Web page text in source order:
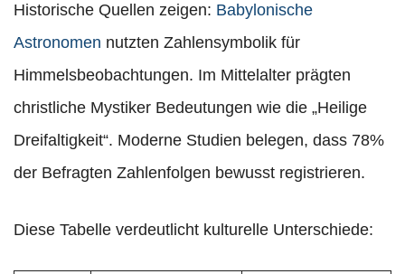
Historische Quellen zeigen: Babylonische
Astronomen nutzten Zahlensymbolik für
Himmelsbeobachtungen. Im Mittelalter prägten
christliche Mystiker Bedeutungen wie die „Heilige
Dreifaltigkeit“. Moderne Studien belegen, dass 78%
der Befragten Zahlenfolgen bewusst registrieren.
Diese Tabelle verdeutlicht kulturelle Unterschiede: